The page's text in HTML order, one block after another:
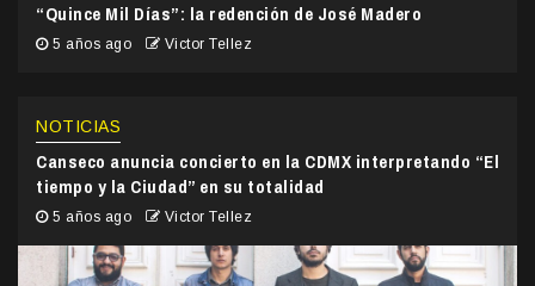
“Quince Mil Días”: la redención de José Madero
5 años ago Victor Tellez
NOTICIAS
Canseco anuncia concierto en la CDMX interpretando “El
tiempo y la Ciudad” en su totalidad
5 años ago Victor Tellez